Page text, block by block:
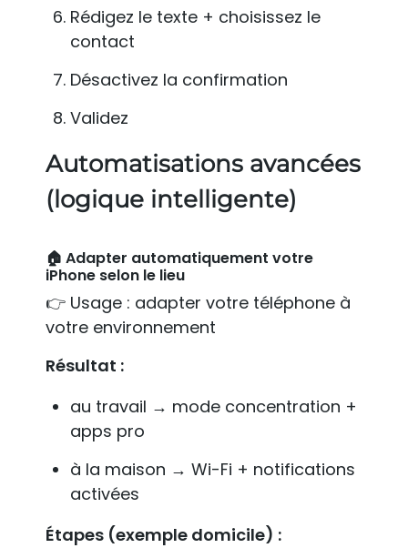
Rédigez le texte + choisissez le
contact
Désactivez la confirmation
Validez
Automatisations avancées
(logique intelligente)
🏠 Adapter automatiquement votre
iPhone selon le lieu
👉 Usage : adapter votre téléphone à
votre environnement
Résultat :
au travail → mode concentration +
apps pro
à la maison → Wi-Fi + notifications
activées
Étapes (exemple domicile) :